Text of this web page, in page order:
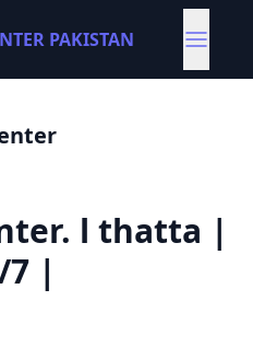
PAKISTAN
l thatta |
|